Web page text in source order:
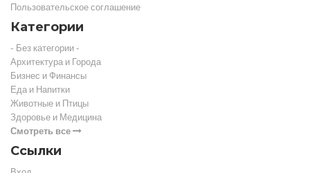
Пользовательское соглашение
Категории
- Без категории -
Архитектура и Города
Бизнес и Финансы
Еда и Напитки
Животные и Птицы
Здоровье и Медицина
Смотреть все
Ссылки